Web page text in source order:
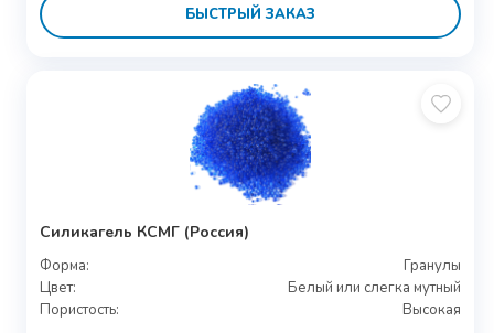
БЫСТРЫЙ ЗАКАЗ
Силикагель КСМГ (Россия)
Форма:
Гранулы
Цвет:
Белый или слегка мутный
Пористость:
Высокая